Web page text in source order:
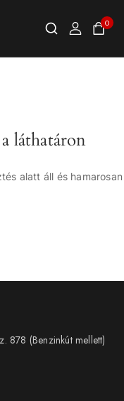
0
láthatáron
alatt áll és hamarosan
878 (Benzinkút mellett)